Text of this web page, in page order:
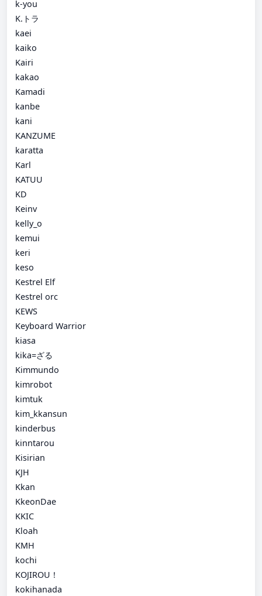
k-you
K.トラ
kaei
kaiko
Kairi
kakao
Kamadi
kanbe
kani
KANZUME
karatta
Karl
KATUU
KD
Keinv
kelly_o
kemui
keri
keso
Kestrel Elf
Kestrel orc
KEWS
Keyboard Warrior
kiasa
kika=ざる
Kimmundo
kimrobot
kimtuk
kim_kkansun
kinderbus
kinntarou
Kisirian
KJH
Kkan
KkeonDae
KKIC
Kloah
KMH
kochi
KOJIROU！
kokihanada